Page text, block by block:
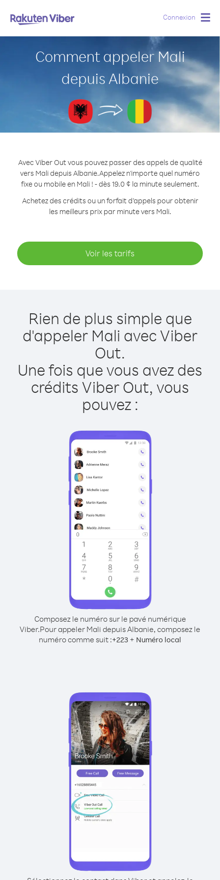
Connexion
Comment appeler Mali
depuis Albanie
Avec Viber Out vous pouvez passer des appels de qualité
vers Mali depuis Albanie.Appelez n'importe quel numéro
fixe ou mobile en Mali ! - dès 19.0 ¢ la minute seulement.
Achetez des crédits ou un forfait d’appels pour obtenir
les meilleurs prix par minute vers Mali.
Voir les tarifs
Rien de plus simple que
d'appeler Mali avec Viber
Out.
Une fois que vous avez des
crédits Viber Out, vous
pouvez :
Composez le numéro sur le pavé numérique
Viber.Pour appeler Mali depuis Albanie, composez le
numéro comme suit :+223 + Numéro local